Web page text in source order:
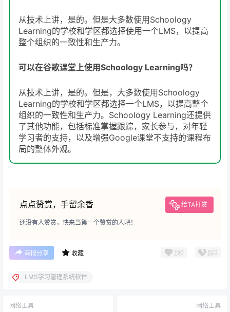
从技术上讲，是的。但是大多数使用Schoology
Learning的学校和学区都选择使用一个LMS，以提高
整个组织的一致性和生产力。
可以在谷歌课堂上使用Schoology Learning吗？
从技术上讲，是的。但是，大多数使用Schoology
Learning的学校和学区都选择一个LMS，以提高整个
组织的一致性和生产力。Schoology Learning还提供
了其他功能，包括标准掌握跟踪，家长参与，对年轻
学习者的支持，以及增强Google课堂不支持的课程布
局的整体外观。
点点赞赏，手留余香 给TA打赏
还没有人赞赏，快来当第一个赞赏的人吧！
海报分享 收藏 顶0 踩0
LMS学习管理系统软件
网络工具 网络工具